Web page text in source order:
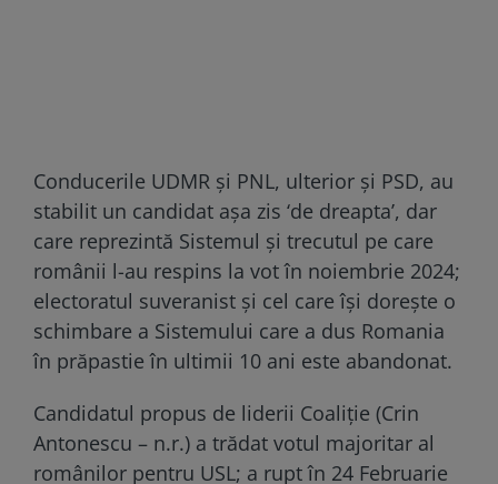
Conducerile UDMR și PNL, ulterior și PSD, au
stabilit un candidat așa zis ‘de dreapta’, dar
care reprezintă Sistemul și trecutul pe care
românii l-au respins la vot în noiembrie 2024;
electoratul suveranist și cel care își doreşte o
schimbare a Sistemului care a dus Romania
în prăpastie în ultimii 10 ani este abandonat.
Candidatul propus de liderii Coaliție (Crin
Antonescu – n.r.) a trădat votul majoritar al
românilor pentru USL; a rupt în 24 Februarie